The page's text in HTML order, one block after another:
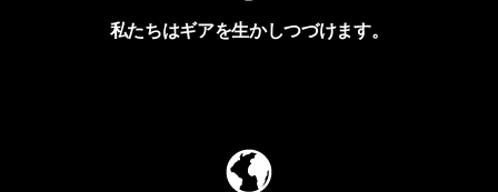
私たちはギアを生かしつづけます。